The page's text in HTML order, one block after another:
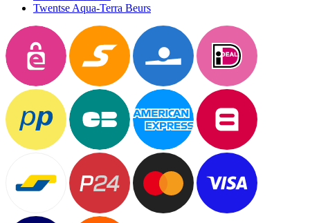
Twentse Aqua-Terra Beurs